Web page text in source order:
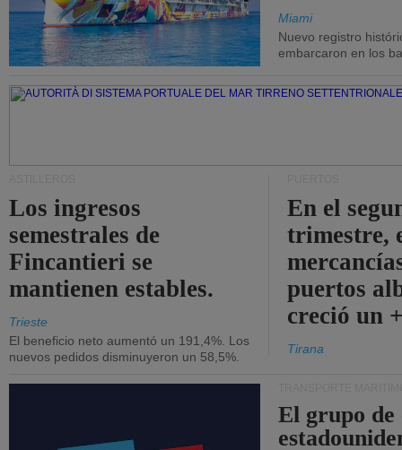
Miami
Nuevo registro
embarcaron en los
Los ingresos
semestrales de
Fincantieri se
mantienen estables.
Trieste
El beneficio neto aumentó un 191,4%. Los
nuevos pedidos disminuyeron un 58,5%.
En el
trimestre,
puertos
creció un
Tirana
El grupo de